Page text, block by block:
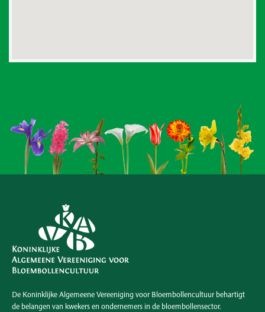
De Koninklijke Algemeene Vereeniging voor Bloembollencultuur behartigt
de belangen van kwekers en ondernemers in de bloembollensector.